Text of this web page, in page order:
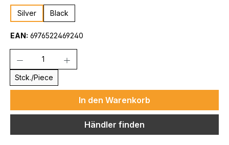
Silver Black
EAN: 6976522469240
Stck./Piece
In den Warenkorb
Händler finden